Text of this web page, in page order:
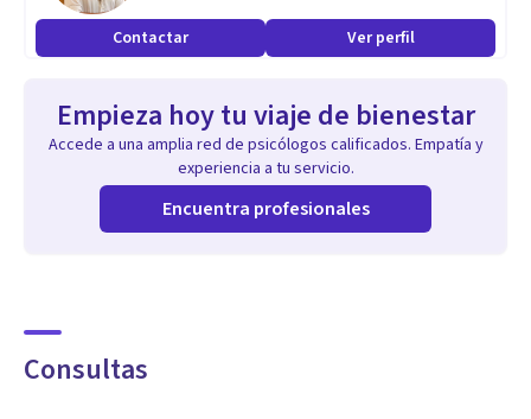
Contactar Ver perfil
Empieza hoy tu viaje de bienestar
Accede a una amplia red de psicólogos calificados. Empatía y
experiencia a tu servicio.
Encuentra profesionales
Consultas